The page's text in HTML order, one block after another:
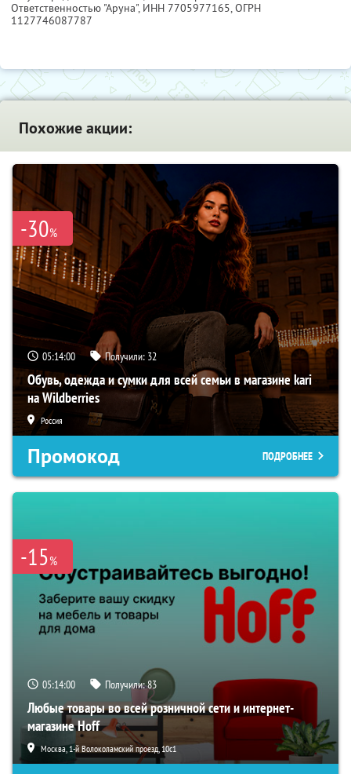
Ответственностью "Аруна", ИНН 7705977165, ОГРН
1127746087787
Похожие акции:
-30%
05:13:59 Получили: 32
Обувь, одежда и сумки для всей семьи в магазине kari
на Wildberries
Россия
Промокод ПОДРОБНЕЕ
-15%
05:13:59 Получили:83
Любые товары во всей розничной сети и интернет-
магазине Hoff
Москва, 1-й Волоколамский проезд, 10с1